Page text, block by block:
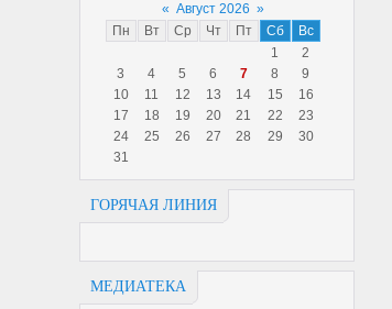
« Август 2026 »
Пн
Вт Ср Чт Пт Сб
Вс
1
2
3
4 5 6 7 8
9
10
11 12 13 14 15
16
17
18 19 20 21 22
23
24
25 26 27 28 29
30
31
ГОРЯЧАЯ ЛИНИЯ
МЕДИАТЕКА